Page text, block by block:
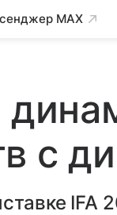
MAX
с
IFA